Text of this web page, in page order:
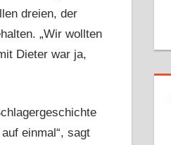
dreien, der
„Wir wollten
Dieter war ja,
einmal“, sagt